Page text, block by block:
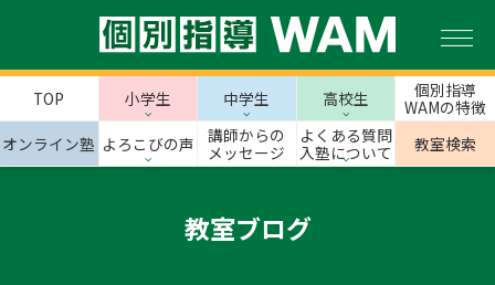
TOP 小学生 中学生 高校生
個別指導
WAMの特徴
オンライン塾 よろこびの声
講師からの
メッセージ
よくある質問
入塾について
教室検索
教室ブログ